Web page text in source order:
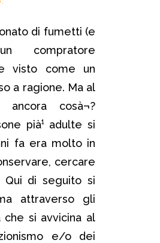
di fumetti (e
compratore
visto come un
a ragione. Ma al
cosà¬?
pià¹ adulte si
fa era molto in
cercare
Qui di seguito si
attraverso gli
che si avvicina al
e/o dei